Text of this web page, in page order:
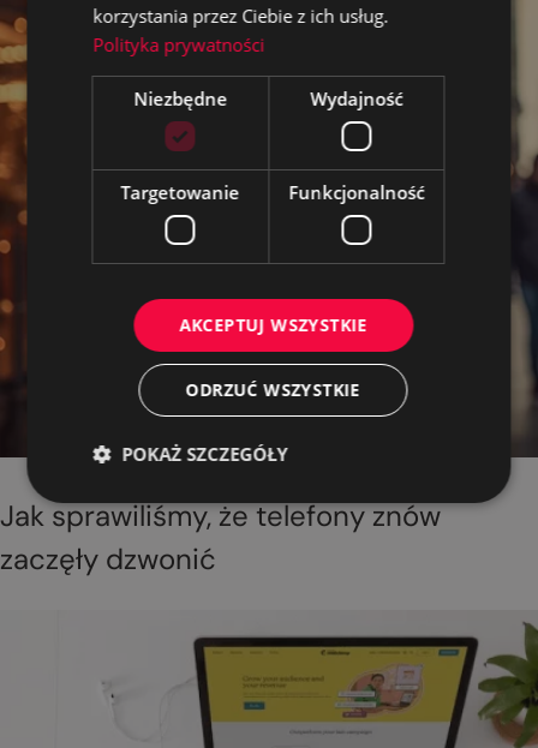
Jak sprawiliśmy, że telefony znów
zaczęły dzwonić
korzystania przez Ciebie z ich usług.
Polityka prywatności
Niezbędne Wydajność
Targetowanie Funkcjonalność
AKCEPTUJ WSZYSTKIE
ODRZUĆ WSZYSTKIE
POKAŻ SZCZEGÓŁY